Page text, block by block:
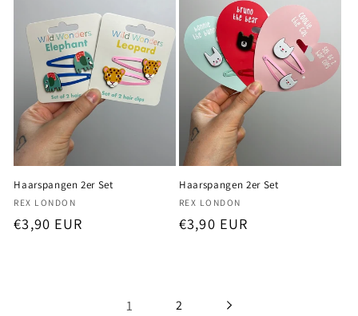
Haarspangen 2er Set
Anbieter:
REX LONDON
Normaler
€3,90 EUR
Haarspangen 2er Set
Anbieter:
REX LONDON
Normaler
€3,90 EUR
1 2